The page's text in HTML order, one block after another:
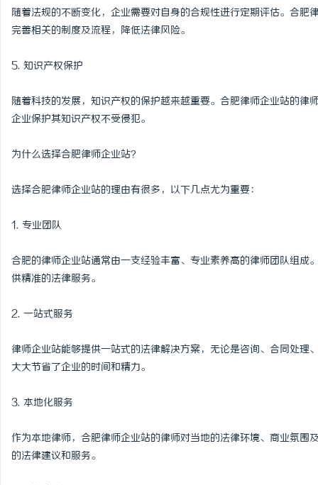
随着法规的不断变化，企业需要对自身的合规性进行定期评估。合
完善相关的制度及流程，降低法律风险。
5. 知识产权保护
随着科技的发展，知识产权的保护越来越重要。合肥律师企业站的
企业保护其知识产权不受侵犯。
为什么选择合肥律师企业站？
选择合肥律师企业站的理由有很多，以下几点尤为重要：
1. 专业团队
合肥的律师企业站通常由一支经验丰富、专业素养高的律师团队组
供精准的法律服务。
2. 一站式服务
律师企业站能够提供一站式的法律解决方案，无论是咨询、合同处
大大节省了企业的时间和精力。
3. 本地化服务
作为本地律师，合肥律师企业站的律师对当地的法律环境、商业氛
的法律建议和服务。